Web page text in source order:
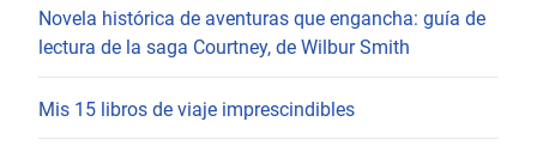
Novela histórica de aventuras que engancha: guía de
lectura de la saga Courtney, de Wilbur Smith
Mis 15 libros de viaje imprescindibles